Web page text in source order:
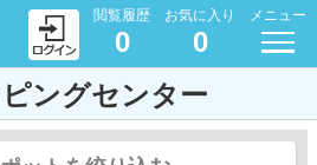
閲覧履歴
0
お気に入り
0
メニュー
ングセンター